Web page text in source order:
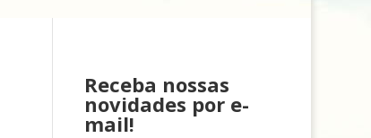
Receba nossas
novidades por e-
mail!